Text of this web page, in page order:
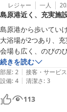
朝食は多くもなく、
が切れてしまい補充
受け止め、今後の
当館は大型連休で
様をお迎えしてお
新館6階の展望浴場
う、スタッフ一同
越しを心よりお待
ＨＯＴＥＬシーサイ
2026-06-22
レジャー 一人
島原港近く、充実施
島原港から歩いてい
大浴場が2つあり、
会場も広く、のびの
ただ、部屋によって
ない部屋があるので
ワケありとか表示が
続きを読む
部屋: 2 | 接客・サービス
設備: 4 | 清潔さ: 3
113